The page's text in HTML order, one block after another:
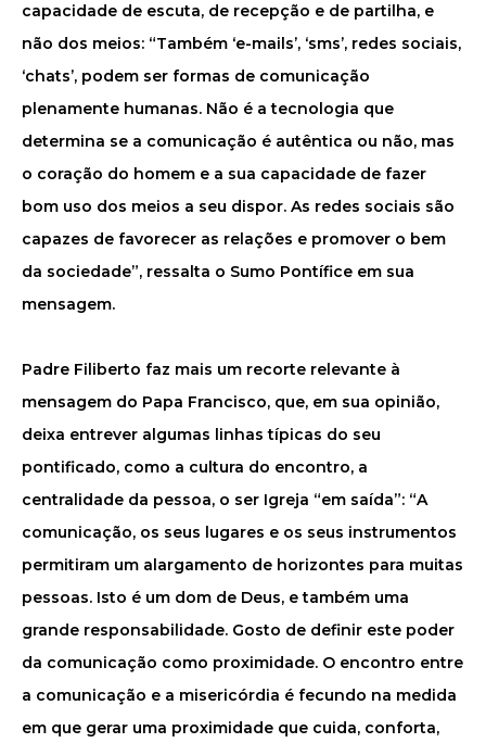
capacidade de escuta, de recepção e de partilha, e
não dos meios: “Também ‘e-mails’, ‘sms’, redes sociais,
‘chats’, podem ser formas de comunicação
plenamente humanas. Não é a tecnologia que
determina se a comunicação é autêntica ou não, mas
o coração do homem e a sua capacidade de fazer
bom uso dos meios a seu dispor. As redes sociais são
capazes de favorecer as relações e promover o bem
da sociedade”, ressalta o Sumo Pontífice em sua
mensagem.
Padre Filiberto faz mais um recorte relevante à
mensagem do Papa Francisco, que, em sua opinião,
deixa entrever algumas linhas típicas do seu
pontificado, como a cultura do encontro, a
centralidade da pessoa, o ser Igreja “em saída”: “A
comunicação, os seus lugares e os seus instrumentos
permitiram um alargamento de horizontes para muitas
pessoas. Isto é um dom de Deus, e também uma
grande responsabilidade. Gosto de definir este poder
da comunicação como proximidade. O encontro entre
a comunicação e a misericórdia é fecundo na medida
em que gerar uma proximidade que cuida, conforta,